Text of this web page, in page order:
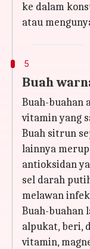
ke dalam
atau
5
Buah
Buah-buahan
vitamin yang
Buah sitrun
lainnya
antioksidan
sel darah
melawan
Buah-buahan
alpukat, beri,
vitamin,